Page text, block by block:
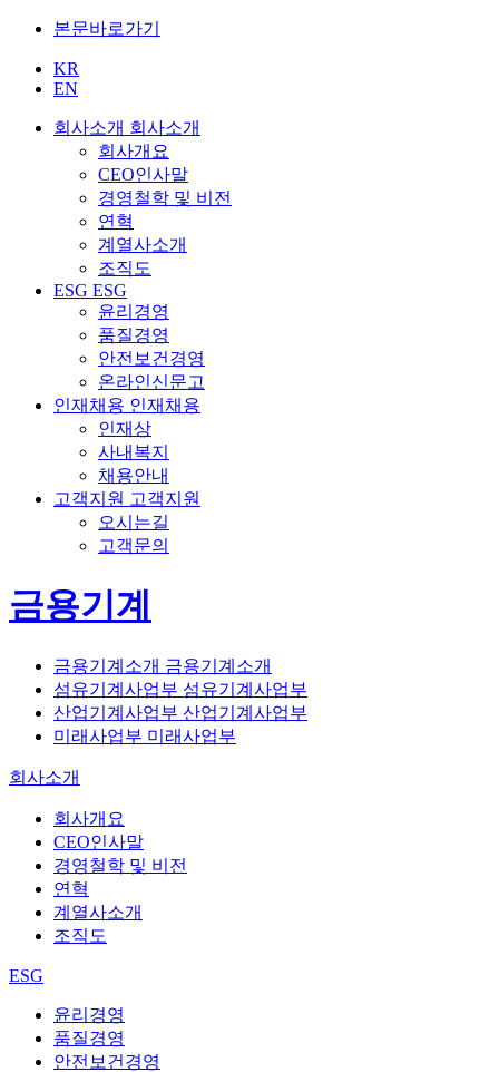
본문바로가기
KR
EN
회사소개 회사소개
회사개요
CEO인사말
경영철학 및 비전
연혁
계열사소개
조직도
ESG ESG
윤리경영
품질경영
안전보건경영
온라인신문고
인재채용 인재채용
인재상
사내복지
채용안내
고객지원 고객지원
오시는길
고객문의
금용기계
금용기계소개 금용기계소개
섬유기계사업부 섬유기계사업부
산업기계사업부 산업기계사업부
미래사업부 미래사업부
회사소개
회사개요
CEO인사말
경영철학 및 비전
연혁
계열사소개
조직도
ESG
윤리경영
품질경영
안전보건경영